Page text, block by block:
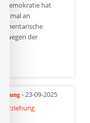
Demokratie hat
mal an
wegen der
- 23-09-2025